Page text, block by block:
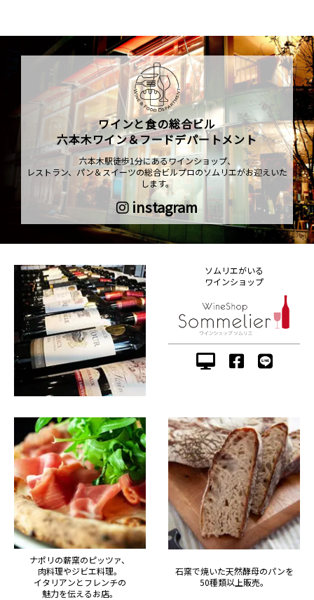
ワインと食の総合ビル
六本木ワイン＆フードデパートメント
六本木駅徒歩1分にあるワインショップ、
レストラン、パン＆スイーツの総合ビルプロのソムリエがお迎えいた
します。
instagram
ソムリエがいる
ワインショップ
ナポリの薪窯のピッツァ、
肉料理やジビエ料理。
イタリアンとフレンチの
魅力を伝えるお店。
石窯で焼いた天然酵母のパンを
50種類以上販売。